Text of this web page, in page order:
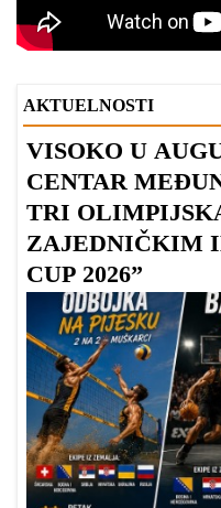
AKTUELNOSTI
VISOKO U
CENTAR
TRI
ZAJEDNIČKIM
CUP 2026”